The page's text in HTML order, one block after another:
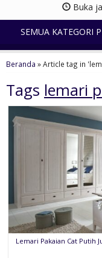
Buka
SEMUA KATEGORI
Beranda »Article tag in
Tags lemari
Lemari Pakaian Cat Putih